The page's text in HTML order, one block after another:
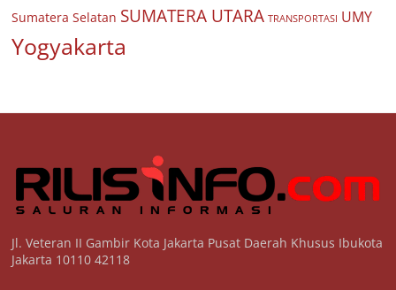
Sumatera Selatan SUMATERA UTARA TRANSPORTASI UMY
Yogyakarta
Jl. Veteran II Gambir Kota Jakarta Pusat Daerah Khusus Ibukota
Jakarta 10110 42118